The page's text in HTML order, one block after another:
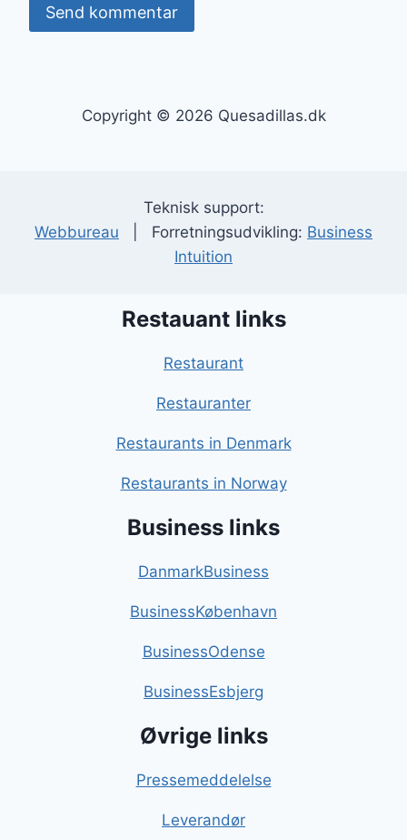
Copyright © 2026 Quesadillas.dk
Teknisk support:
Webbureau | Forretningsudvikling: Business
Intuition
Restauant links
Restaurant
Restauranter
Restaurants in Denmark
Restaurants in Norway
Business links
DanmarkBusiness
BusinessKøbenhavn
BusinessOdense
BusinessEsbjerg
Øvrige links
Pressemeddelelse
Leverandør